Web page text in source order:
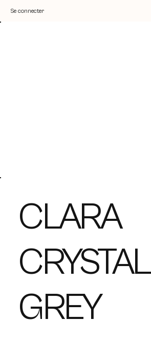
Se connecter
CLARA
CRYSTAL
GREY